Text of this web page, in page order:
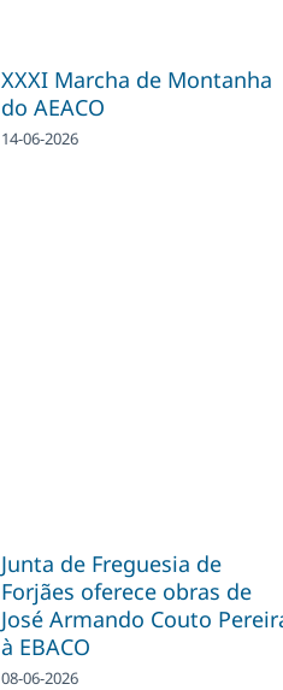
XXXI Marcha de Montanha
do AEACO
14-06-2026
Junta de Freguesia de
Forjães oferece obras de
José Armando Couto
à EBACO
08-06-2026